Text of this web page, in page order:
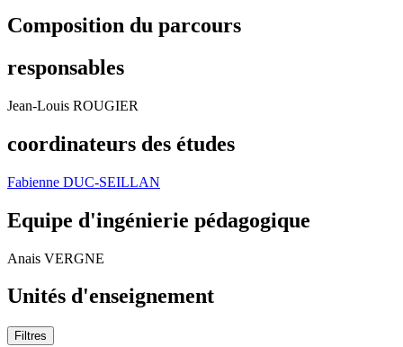
Composition du parcours
responsables
Jean-Louis ROUGIER
coordinateurs des études
Fabienne DUC-SEILLAN
Equipe d'ingénierie pédagogique
Anais VERGNE
Unités d'enseignement
Filtres